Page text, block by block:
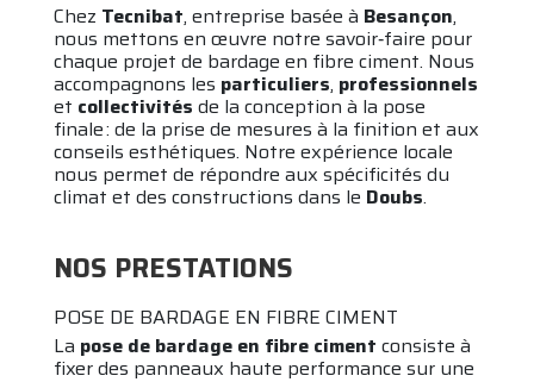
Chez Tecnibat, entreprise basée à Besançon,
nous mettons en œuvre notre savoir‑faire pour
chaque projet de bardage en fibre ciment. Nous
accompagnons les particuliers, professionnels
et collectivités de la conception à la pose
finale : de la prise de mesures à la finition et aux
conseils esthétiques. Notre expérience locale
nous permet de répondre aux spécificités du
climat et des constructions dans le Doubs.
NOS PRESTATIONS
POSE DE BARDAGE EN FIBRE CIMENT
La pose de bardage en fibre ciment consiste à
fixer des panneaux haute performance sur une